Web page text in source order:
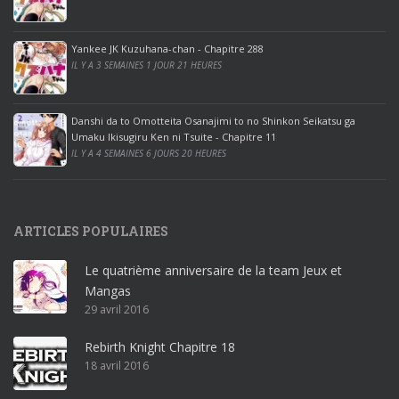
o
o
ff
i
c
e
2
0
1
r
o
ff
i
c
e
3
Yankee JK Kuzuhana-chan - Chapitre 288
IL Y A 3 SEMAINES 1 JOUR 21 HEURES
Danshi da to Omotteita Osanajimi to no Shinkon Seikatsu ga
Umaku Ikisugiru Ken ni Tsuite - Chapitre 11
IL Y A 4 SEMAINES 6 JOURS 20 HEURES
ARTICLES POPULAIRES
Le quatrième anniversaire de la team Jeux et
Mangas
29 avril 2016
Rebirth Knight Chapitre 18
18 avril 2016